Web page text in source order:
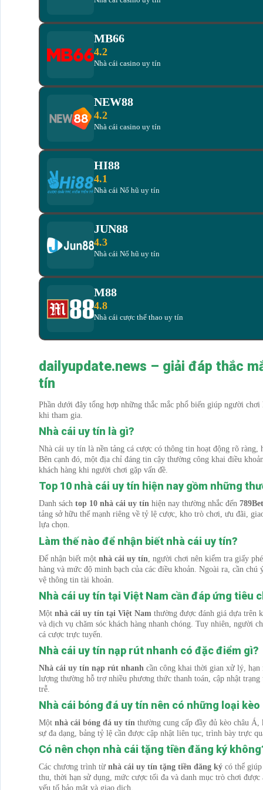
MB66
4.2
Nhà cái casino uy tín
NEW88
4.2
Nhà cái casino uy tín
HI88
4.1
Nhà cái Nổ hũ uy tín
JUN88
4.3
Nhà cái Nổ hũ uy tín
M88
4.8
Nhà cái cược thể thao uy tín
dailyupdate.news – giải đáp thắc
tín
Phần dưới đây tổng hợp những thắc mắc phổ biến giúp người
khi tham gia.
Nhà cái uy tín là gì?
Nhà cái uy tín là nền tảng cá cược có thông tin hoạt động rõ
Bên cạnh đó, một địa chỉ đáng tin cậy thường công khai điều
khách hàng khi người chơi gặp vấn đề.
Top 10 nhà cái uy tín hiện nay gồm những
Danh sách top 10 nhà cái uy tín hiện nay thường nhắc đến
tảng sở hữu thế mạnh riêng về tỷ lệ cược, kho trò chơi, ưu đãi,
lựa chọn.
Làm thế nào để nhận biết nhà cái uy tín?
Để nhận biết một nhà cái uy tín , người chơi nên kiểm tra giấy
hàng và mức độ minh bạch của các điều khoản. Ngoài ra, cần
vệ thông tin tài khoản.
Nhà cái uy tín tại Việt Nam cần đáp ứng tiêu
Một nhà cái uy tín tại Việt Nam thường được đánh giá dựa trên
và dịch vụ chăm sóc khách hàng nhanh chóng. Tuy nhiên,
cá cược trực tuyến.
Nhà cái uy tín nạp rút nhanh có đặc điểm gì?
Nhà cái uy tín nạp rút nhanh cần công khai thời gian xử lý,
lượng thường hỗ trợ nhiều phương thức thanh toán, cập nhật
trễ.
Nhà cái bóng đá uy tín nên có những loại kèo
Một nhà cái bóng đá uy tín thường cung cấp đầy đủ kèo châu
sự đa dạng, bảng tỷ lệ cần được cập nhật liên tục, trình bày trực
Có nên chọn nhà cái tặng tiền đăng ký
Các chương trình từ nhà cái uy tín tặng tiền đăng ký có thể
thu, thời hạn sử dụng, mức cược tối đa và danh mục trò chơi
yếu tố bảo mật và giao dịch.